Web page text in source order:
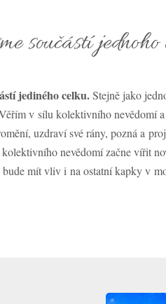
součástí
jediného celku.Stejně jako
v sílu kolektivního nevědomí a
uzdraví své rány, pozná a
kolektivního nevědomí začne vířit
mít vliv i na ostatní kapky v